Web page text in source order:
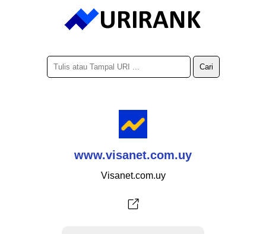
www.visanet.com.uy
Visanet.com.uy